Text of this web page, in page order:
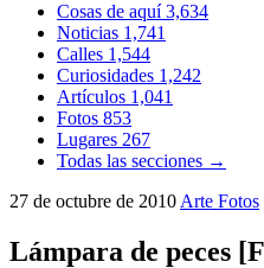
Cosas de aquí3,634
Noticias 1,741
Calles 1,544
Curiosidades 1,242
Artículos 1,041
Fotos 853
Lugares 267
Todas las secciones →
27 de octubre de 2010 Arte Fotos
Lámpara de peces